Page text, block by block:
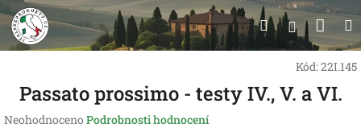
Přejít
na
obsah
Hledat
Kód:22I.145
Passato prossimo - testy IV., V. a VI.
Průměrné
Neohodnoceno Podrobnosti hodnocení